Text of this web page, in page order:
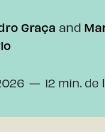
Graça and
12 min.